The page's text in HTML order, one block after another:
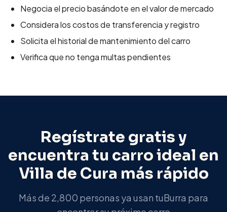
Negocia el precio basándote en el valor de mercado
Considera los costos de transferencia y registro
Solicita el historial de mantenimiento del carro
Verifica que no tenga multas pendientes
Regístrate gratis y
encuentra tu carro ideal en
Villa de Cura más rápido
Más de 2,800 personas ya usan tuBurra para